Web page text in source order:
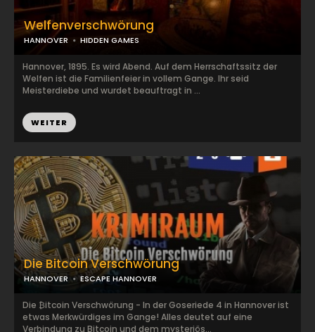
Welfenverschwörung
HANNOVER HIDDEN GAMES
Hannover, 1895. Es wird Abend. Auf dem Herrschaftssitz der
Welfen ist die Familienfeier in vollem Gange. Ihr seid
Meisterdiebe und wurdet beauftragt in ...
WEITER
Die Bitcoin Verschwörung
HANNOVER ESCAPE HANNOVER
Die ₿itcoin Verschwörung - In der Goseriede 4 in Hannover ist
etwas Merkwürdiges im Gange! Alles deutet auf eine
Verbindung zu Bitcoin und dem mysteriös...